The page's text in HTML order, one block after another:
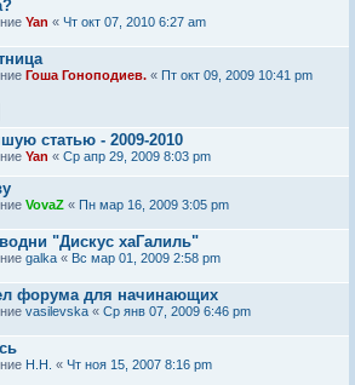
Yan « Чт окт 07, 2010 6:27 am
Гоша Гоноподиев. « Пт окт 09, 2009 10:41 pm
статью - 2009-2010
Yan « Ср апр 29, 2009 8:03 pm
VovaZ « Пн мар 16, 2009 3:05 pm
"Дискус хаГалиль"
galka « Вс мар 01, 2009 2:58 pm
форума для начинающих
vasilevska « Ср янв 07, 2009 6:46 pm
Н.Н. « Чт ноя 15, 2007 8:16 pm